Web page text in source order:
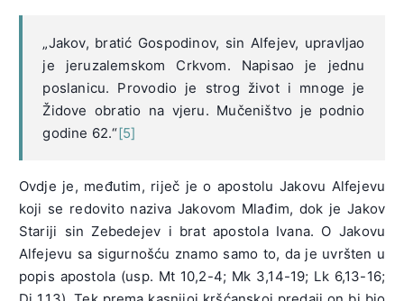
„Jakov, bratić Gospodinov, sin Alfejev, upravljao
je jeruzalemskom Crkvom. Napisao je jednu
poslanicu. Provodio je strog život i mnoge je
Židove obratio na vjeru. Mučeništvo je podnio
godine 62.“[5]
Ovdje je, međutim, riječ je o apostolu Jakovu Alfejevu
koji se redovito naziva Jakovom Mlađim, dok je Jakov
Stariji sin Zebedejev i brat apostola Ivana. O Jakovu
Alfejevu sa sigurnošću znamo samo to, da je uvršten u
popis apostola (usp. Mt 10,2-4; Mk 3,14-19; Lk 6,13-16;